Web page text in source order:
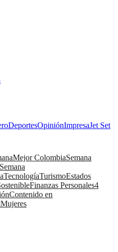
DeportesOpiniónImpresaJet Set
Mejor ColombiaSemana
Semana
TecnologíaTurismoEstados
Finanzas Personales4
Contenido en
Mujeres